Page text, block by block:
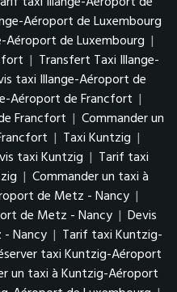
Aéroport de Luxembourg
Aéroport de Luxembourg |
| Transfert Taxi Illange-
taxi Illange-Aéroport de
Aéroport de Francfort |
Francfort | Commander un
| Taxi Kuntzig |
taxi Kuntzig | Tarif taxi
| Commander un taxi à
de Metz - Nancy |
de Metz - Nancy | Devis
Nancy | Tarif taxi Kuntzig-
taxi Kuntzig-Aéroport
un taxi à Kuntzig-Aéroport